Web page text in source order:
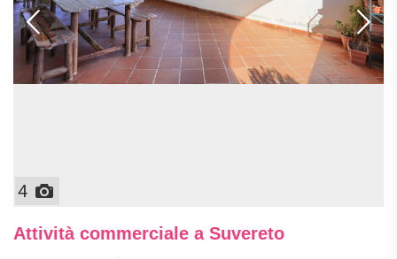
A
SCHIERA
4
Attività commerciale a Suvereto